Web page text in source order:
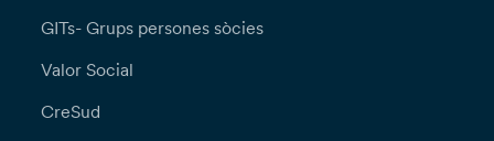
GITs- Grups persones sòcies
Valor Social
CreSud